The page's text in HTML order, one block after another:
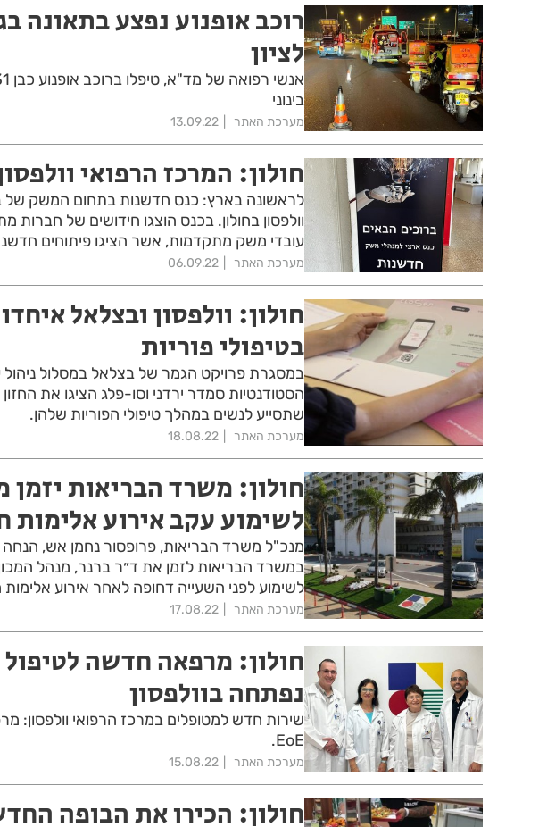
רוכב אופנוע נפצע בתאונה
לציון
בינוני
מערכת האתר 13.09.22
חולון: המרכז הרפואי
לראשונה בארץ: כנס חדשנות בתחום המשק של
וולפסון בחולון. בכנס הוצגו חידושים של חברות
עובדי משק מתקדמות, אשר הציגו פיתוחים
מערכת האתר 06.09.22
חולון: וולפסון ובצלאל
בטיפולי פוריות
במסגרת פרויקט הגמר של בצלאל במסלול ניהול
שתסייע לנשים במהלך טיפולי הפוריות שלהן.
מערכת האתר 18.08.22
חולון: משרד הבריאות יזמן
לשימוע עקב אירוע אלימות
מנכ"ל משרד הבריאות, פרופסור נחמן אש,
במשרד הבריאות לזמן את ד״ר ברנר, מנהל המכון
לשימוע לפני השעייה דחופה לאחר אירוע
מערכת האתר 17.08.22
חולון: מרפאה חדשה
נפתחה בוולפסון
שירות חדש למטופלים במרכז הרפואי וולפסון:
EoE.
מערכת האתר 15.08.22
חולון: הכירו את הבופה